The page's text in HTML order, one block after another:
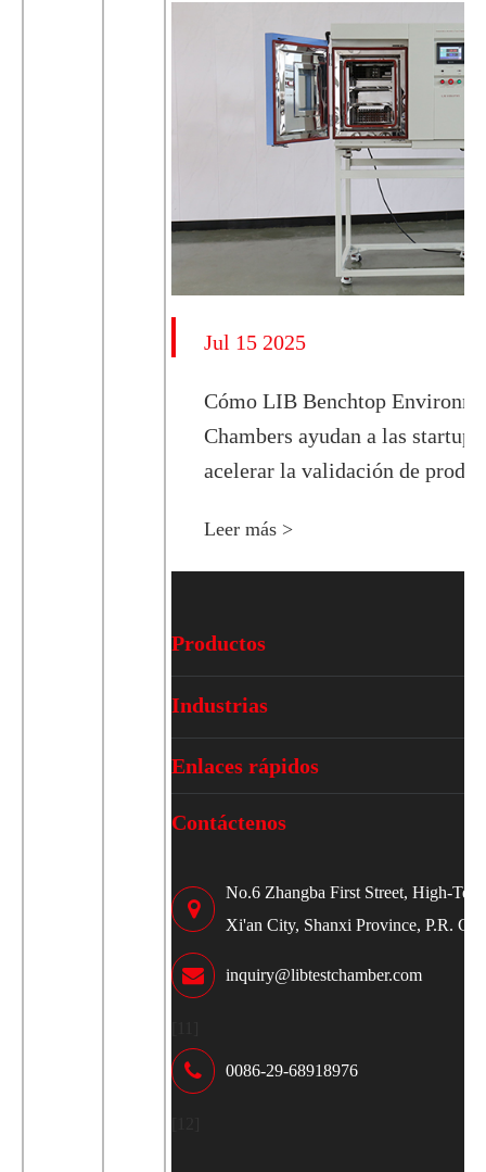
Jul 15 2025
Cómo LIB Benchtop
Chambers ayudan a las startups
acelerar la validación de
Leer más >
Productos
Industrias
Enlaces rápidos
Contáctenos
No.6 Zhangba First Street, High-
Xi'an City, Shanxi Province, P.R.
inquiry@libtestchamber.com
0086-29-68918976